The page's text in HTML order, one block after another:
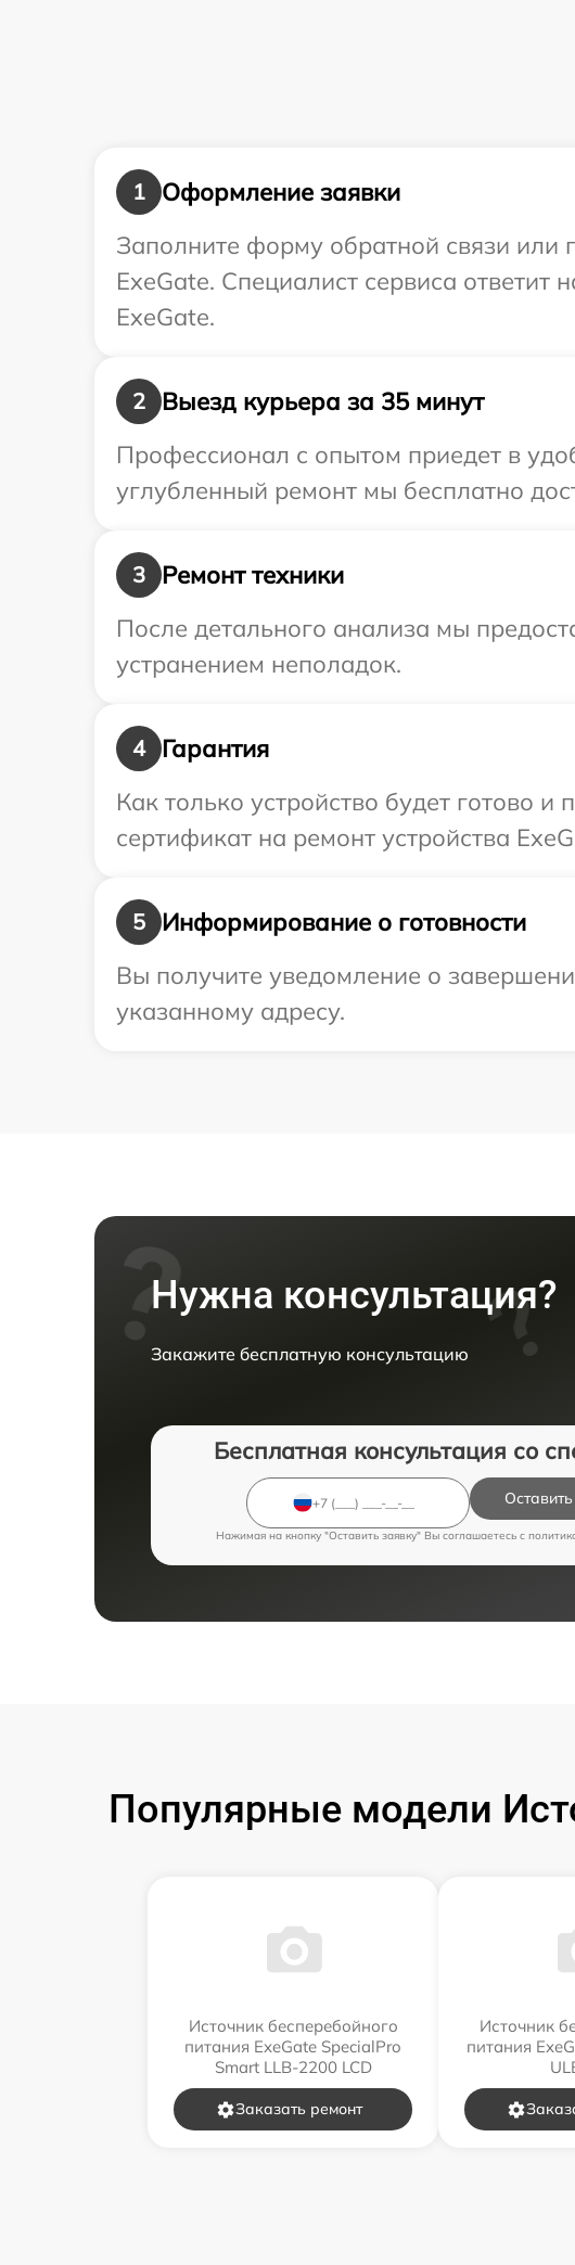
1
Оформление заявки
Заполните форму обратной связи или
ExeGate. Специалист сервиса
ExeGate.
2
Выезд курьера за 35 минут
Профессионал с опытом приедет в
углубленный ремонт мы бесплатно
3
Ремонт техники
После детального анализа мы
устранением неполадок.
4
Гарантия
Как только устройство будет готово
сертификат на ремонт устройства
5
Информирование о готовности
Вы получите уведомление о
указанному адресу.
Нужна консультация?
Закажите бесплатную консультацию
Бесплатная консультация со
Нажимая на кнопку "Оставить заявку" Вы соглашаетесь c
Популярные модели
Источник бесперебойного
питания ExeGate SpecialPro
Smart LLB-2200 LCD
Заказать ремонт
Источник
питания